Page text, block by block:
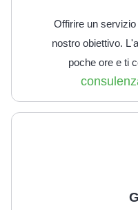
Offirire un
nostro obiettivo.
poche ore e ti